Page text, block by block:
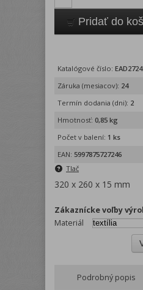
Pridať do
Katalógové číslo: EAD2724
Záruka (mesiacov): 24
Termín dodania (dni): 2
Hmotnosť: 0,85 kg
Počet v balení: 1 ks
EAN: 5997875727246
Tlač
320 x 260 x 15 mm
Zákaznícke voľby
Materiál
Podrobný popis